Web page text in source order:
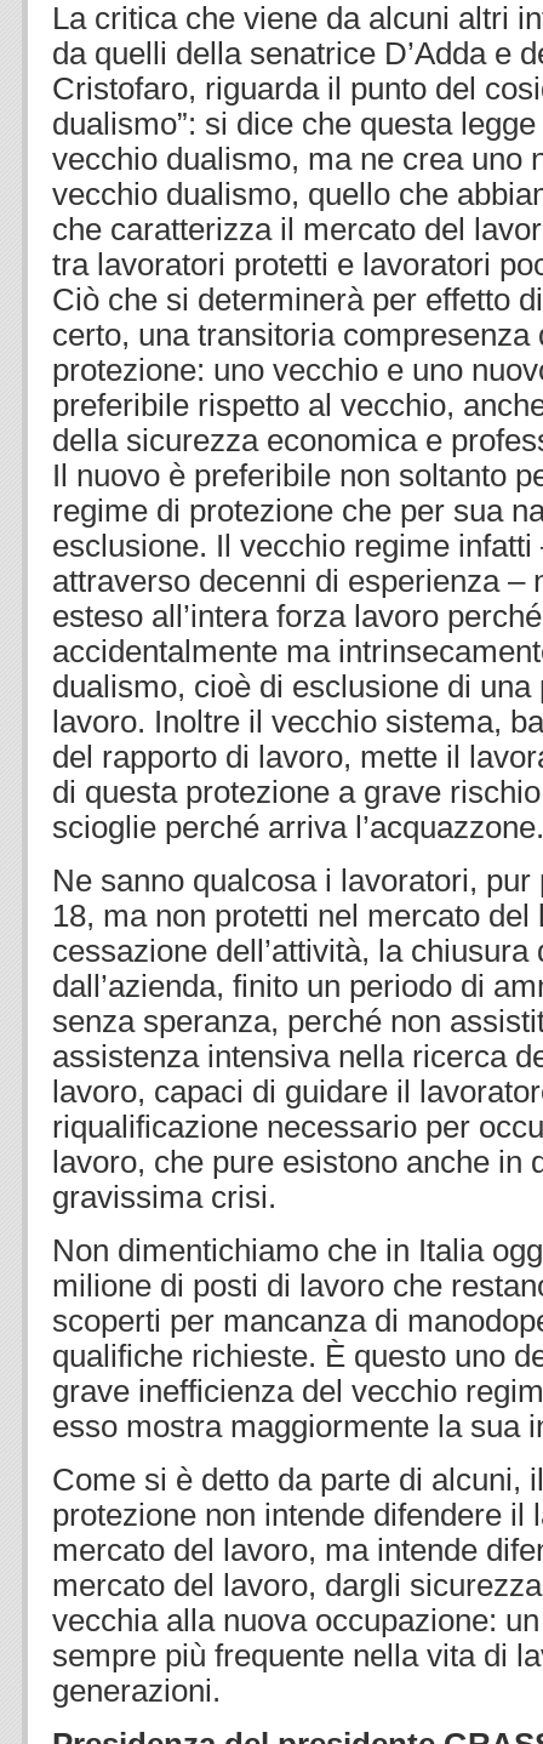
La critica che viene da alcuni altri
da quelli della senatrice D’Adda e
Cristofaro, riguarda il punto del
dualismo”: si dice che questa
vecchio dualismo, ma ne crea uno
vecchio dualismo, quello che
che caratterizza il mercato del
tra lavoratori protetti e lavoratori
Ciò che si determinerà per effetto
certo, una transitoria compresenza
protezione: uno vecchio e uno
preferibile rispetto al vecchio,
della sicurezza economica e
Il nuovo è preferibile non soltanto
regime di protezione che per sua
esclusione. Il vecchio regime
attraverso decenni di esperienza –
esteso all’intera forza lavoro
accidentalmente ma
dualismo, cioè di esclusione di una
lavoro. Inoltre il vecchio sistema,
del rapporto di lavoro, mette il
di questa protezione a grave
scioglie perché arriva l’acquazzone.
Ne sanno qualcosa i lavoratori, pur
18, ma non protetti nel mercato del
cessazione dell’attività, la chiusura
dall’azienda, finito un periodo di
senza speranza, perché non
assistenza intensiva nella ricerca
lavoro, capaci di guidare il
riqualificazione necessario per
lavoro, che pure esistono anche in
gravissima crisi.
Non dimentichiamo che in Italia
milione di posti di lavoro che
scoperti per mancanza di
qualifiche richieste. È questo uno
grave inefficienza del vecchio
esso mostra maggiormente la sua
Come si è detto da parte di alcuni,
protezione non intende difendere il
mercato del lavoro, ma intende
mercato del lavoro, dargli
vecchia alla nuova occupazione:
sempre più frequente nella vita di
generazioni.